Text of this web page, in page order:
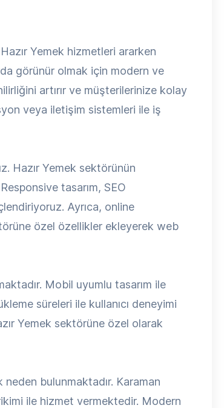
Yemek hizmetleri ararken
görünür olmak için modern ve
artırır ve müşterilerinize kolay
veya iletişim sistemleri ile iş
Hazır Yemek sektörünün
tasarım, SEO
Ayrıca, online
özel özellikler ekleyerek web
Mobil uyumlu tasarım ile
süreleri ile kullanıcı deneyimi
Yemek sektörüne özel olarak
bulunmaktadır. Karaman
ile hizmet vermektedir. Modern